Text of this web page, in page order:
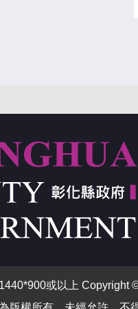
或以上 Copyright